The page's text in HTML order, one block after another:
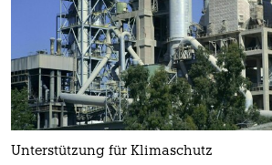
Unterstützung für Klimaschutz